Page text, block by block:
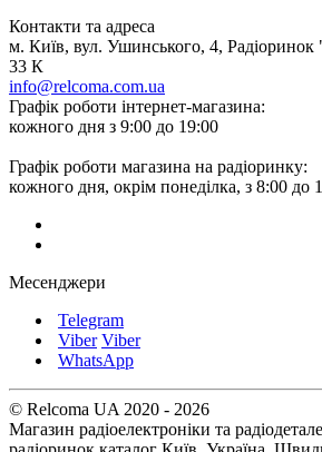
Контакти та адреса
м. Київ, вул. Ушинського, 4, Радіоринок
33 К
info@relcoma.com.ua
Графік роботи інтернет-магазина:
кожного дня з 9:00 до 19:00
Графік роботи магазина на радіоринку:
кожного дня, окрім понеділка, з 8:00 до
Месенджери
Telegram
Viber Viber
WhatsApp
© Relcoma UA 2020 - 2026
Магазин радіоелектроніки та